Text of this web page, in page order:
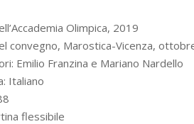
Olimpica, 2019
convegno, Marostica-Vicenza,
Emilio Franzina e Mariano Nardello
Italiano
flessibile